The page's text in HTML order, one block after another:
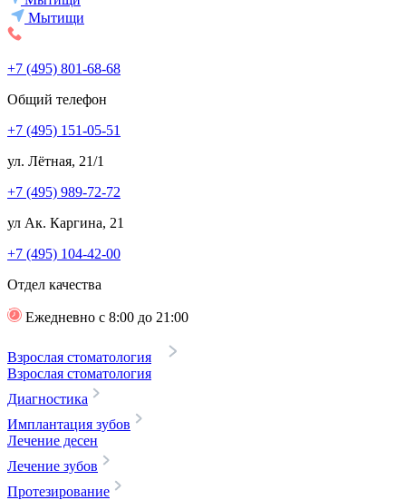
Мытищи
+7 (495) 801-68-68
Общий телефон
+7 (495) 151-05-51
ул. Лётная, 21/1
+7 (495) 989-72-72
ул Ак. Каргина, 21
+7 (495) 104-42-00
Отдел качества
Ежедневно с 8:00 до 21:00
Взрослая стоматология
Взрослая стоматология
Диагностика
Имплантация зубов
Лечение десен
Лечение зубов
Протезирование